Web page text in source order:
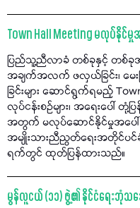
Town Hall Meeting မလုပ်နိုင်မှု
ပြည်သူ့ညီလာခံ တစ်ခုနှင့် တစ်ခုအ
အချက်အလက် ဖလှယ်ခြင်း၊ မေးမြ
ခြင်းများ ဆောင်ရွက်ရမည့်
လုပ်ငန်းစဉ်များ၊ အရေးပေါ်
အတွက် မလုပ်ဆောင်နိုင်မှုအပေါ် မ
အမျိုးသားညီညွတ်ရေးအတိုင်ပ
ရက်တွင် ထုတ်ပြန်ထားသည်။
မွန်လူငယ် (၁၁) ဖွဲ့၏ နိုင်ငံရေးဘုံ